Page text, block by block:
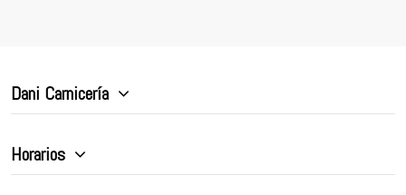
Dani Carnicería
Horarios